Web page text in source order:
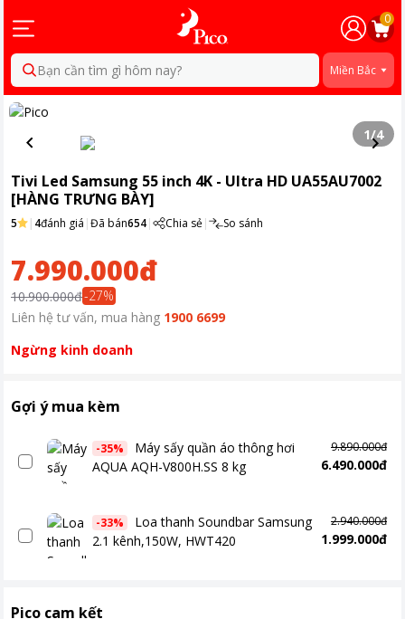
0
Bạn cần tìm gì hôm nay? Miền Bắc
1/4
Tivi Led Samsung 55 inch 4K - Ultra HD UA55AU7002
[HÀNG TRƯNG BÀY]
5 | 4đánh giá |Đã bán654| Chia sẻ| So sánh
7.990.000đ
10.900.000đ-27%
Liên hệ tư vấn, mua hàng 1900 6699
Ngừng kinh doanh
Gợi ý mua kèm
-35%
Máy sấy quần áo thông hơi
AQUA AQH-V800H.SS 8 kg
9.890.000đ
6.490.000đ
-33%
Loa thanh Soundbar Samsung
2.1 kênh,150W, HWT420
2.940.000đ
1.999.000đ
Pico cam kết